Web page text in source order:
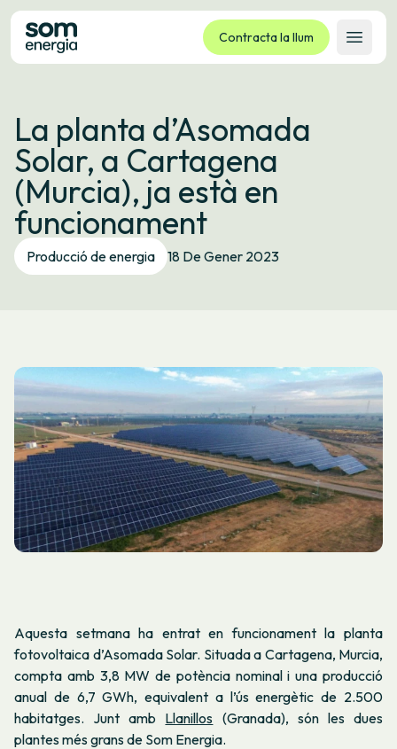
Contracta la llum
Obrir
Tarifes
Serveis
Empreses
La cooperativa
Contacte
Tràmits
La planta d’Asomada
Solar, a Cartagena
(Murcia), ja està en
funcionament
Producció de energia 18 De Gener 2023
Aquesta setmana ha entrat en funcionament la planta
fotovoltaica d’Asomada Solar. Situada a Cartagena, Murcia,
compta amb 3,8 MW de potència nominal i una producció
anual de 6,7 GWh, equivalent a l’ús energètic de 2.500
habitatges. Junt amb Llanillos (Granada), són les dues
plantes més grans de Som Energia.